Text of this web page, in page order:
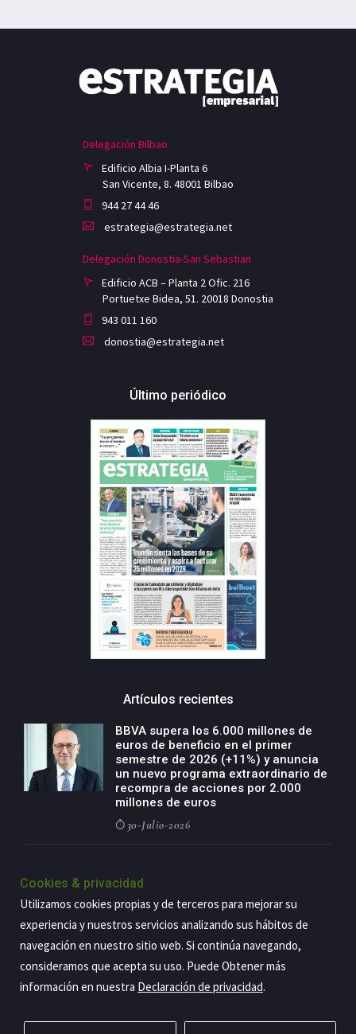
Delegación Bilbao
Edificio Albia I-Planta 6
San Vicente, 8. 48001 Bilbao
944 27 44 46
estrategia@estrategia.net
Delegación Donostia-San Sebastian
Edificio ACB – Planta 2 Ofic. 216
Portuetxe Bidea, 51. 20018 Donostia
943 011 160
donostia@estrategia.net
Último periódico
Artículos recientes
BBVA supera los 6.000 millones de
euros de beneficio en el primer
semestre de 2026 (+11%) y anuncia
un nuevo programa extraordinario de
recompra de acciones por 2.000
millones de euros
30-Julio-2026
negocio agro con un modelo global
de especialización presente en siete
países
29-Julio-2026
Cookies & privacidad
Utilizamos cookies propias y de terceros para mejorar su
experiencia y nuestros servicios analizando sus hábitos de
navegación en nuestro sitio web. Si continúa navegando,
consideramos que acepta su uso. Puede Obtener más
información en nuestra Declaración de privacidad.